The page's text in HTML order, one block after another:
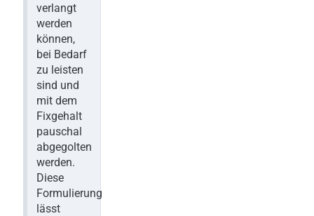
verlangt
werden
können,
bei Bedarf
zu leisten
sind und
mit dem
Fixgehalt
pauschal
abgegolten
werden.
Diese
Formulierung
lässt